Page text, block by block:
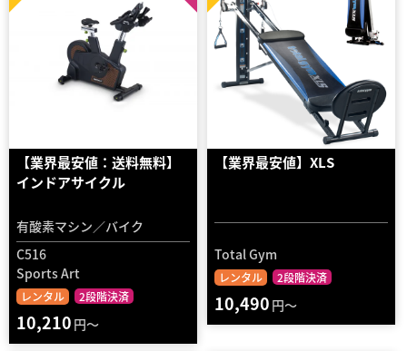
【業界最安値：送料無料】
インドアサイクル
有酸素マシン／バイク
C516
Sports Art
レンタル 2段階決済
10,210 円～
【業界最安値】XLS
Total Gym
レンタル 2段階決済
10,490 円～